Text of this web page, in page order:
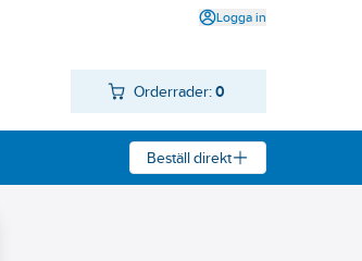
Logga in
Orderrader: 0
Beställ direkt